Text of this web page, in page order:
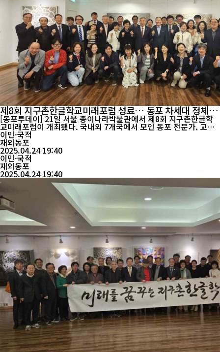
제8회 지구촌한글학교미래포럼 성료… 동포 차세대 정체성
교육 방안 논의
[동포투데이] 21일 서울 종이나라박물관에서 제8회 지구촌한글학
교미래포럼이 개최됐다. 국내외 7개국에서 모인 동포 전문가, 교사,
학생 등 60여 명이 참석해 해외동포 2세의 정체성 확립과 미래 역량
강화 방안을 집중 논의했다. 포럼은 공동대표 박인기 재외동포청 정
책자문위원장과 김봉섭 인하대 교수가 주관했으며, 백봉자 연세대
명예교수와 이규영 서강대 명예교수, 고창원 민주평통 북유럽협의
회 회장 등이 개회식 축...
이민·국적
재외동포
2025.04.24 19:40
이민·국적
재외동포
2025.04.24 19:40